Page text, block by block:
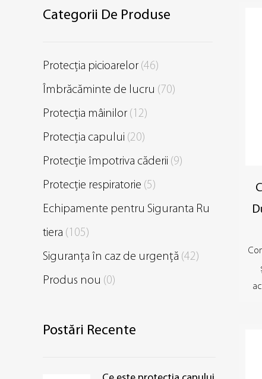
Categorii De Produse
Protecția picioarelor (46)
Îmbrăcăminte de lucru (70)
Protecția mâinilor (12)
Protecția capului (20)
Protecție împotriva căderii (9)
Protecție respiratorie (5)
Echipamente pentru Siguranta Ru
tiera (105)
Siguranța în caz de urgență (42)
Produs nou (0)
Postări Recente